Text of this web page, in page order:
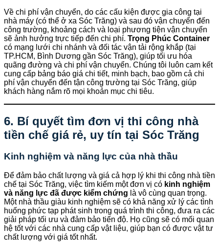
Về chi phí vận chuyển, do các cấu kiện được gia công tại
nhà máy (có thể ở xa Sóc Trăng) và sau đó vận chuyển đến
công trường, khoảng cách và loại phương tiện vận chuyển
sẽ ảnh hưởng trực tiếp đến chi phí. Trọng Phúc Container
có mạng lưới chi nhánh và đối tác vận tải rộng khắp (tại
TP.HCM, Bình Dương gần Sóc Trăng), giúp tối ưu hóa
quãng đường và chi phí vận chuyển. Chúng tôi luôn cam kết
cung cấp bảng báo giá chi tiết, minh bạch, bao gồm cả chi
phí vận chuyển đến tận công trường tại Sóc Trăng, giúp
khách hàng nắm rõ mọi khoản mục chi tiêu.
6. Bí quyết tìm đơn vị thi công nhà
tiền chế giá rẻ, uy tín tại Sóc Trăng
Kinh nghiệm và năng lực của nhà thầu
Để đảm bảo chất lượng và giá cả hợp lý khi thi công nhà tiền
chế tại Sóc Trăng, việc tìm kiếm một đơn vị có kinh nghiệm
và năng lực đã được kiểm chứng là vô cùng quan trọng.
Một nhà thầu giàu kinh nghiệm sẽ có khả năng xử lý các tình
huống phức tạp phát sinh trong quá trình thi công, đưa ra các
giải pháp tối ưu và đảm bảo tiến độ. Họ cũng sẽ có mối quan
hệ tốt với các nhà cung cấp vật liệu, giúp bạn có được vật tư
chất lượng với giá tốt nhất.